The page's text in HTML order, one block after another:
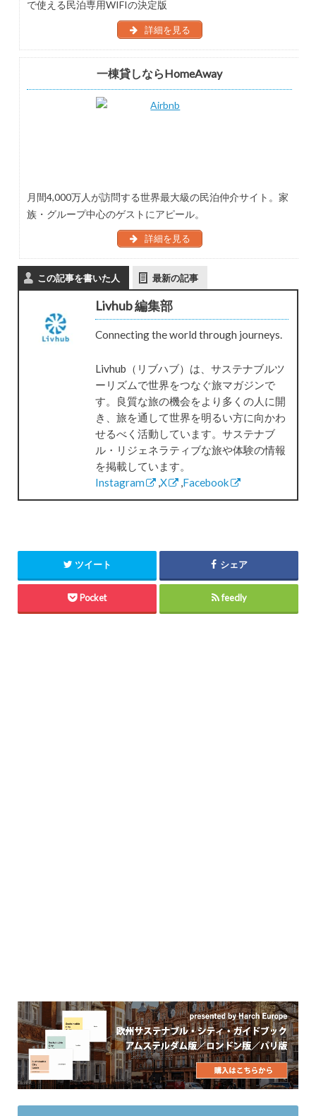
で使える民泊専用WIFIの決定版
詳細を見る
一棟貸しならHomeAway
月間4,000万人が訪問する世界最大級の民泊仲介サイト。家
族・グループ中心のゲストにアピール。
詳細を見る
この記事を書いた人 最新の記事
Livhub 編集部
Connecting the world through journeys.
Livhub（リブハブ）は、サステナブルツ
ーリズムで世界をつなぐ旅マガジンで
す。良質な旅の機会をより多くの人に開
き、旅を通して世界を明るい方に向かわ
せるべく活動しています。サステナブ
ル・リジェネラティブな旅や体験の情報
を掲載しています。
Instagram
,X ,Facebook
ツイート シェア
Pocket feedly